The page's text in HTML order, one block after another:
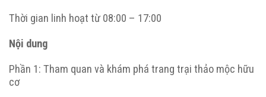
Thời gian linh hoạt từ 08:00 – 17:00
Nội dung
Phần 1: Tham quan và khám phá trang trại thảo mộc hữu
cơ